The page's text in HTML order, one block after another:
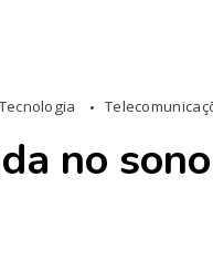
no sono